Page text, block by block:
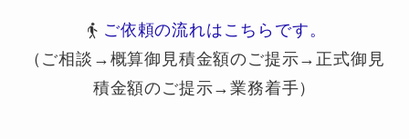
ご依頼の流れはこちらです。
（ご相談→概算御見積金額のご提示→正式御見
積金額のご提示→業務着手）